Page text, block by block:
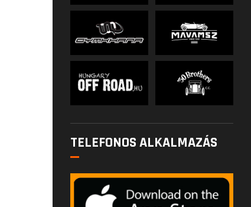
TELEFONOS ALKALMAZÁS